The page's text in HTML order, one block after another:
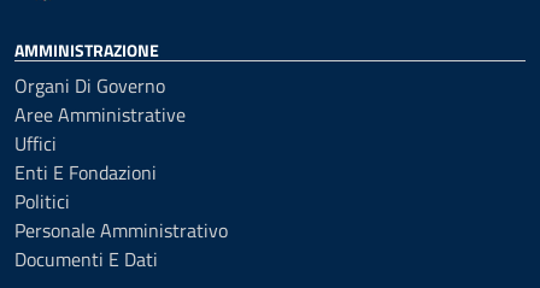
AMMINISTRAZIONE
Organi Di Governo
Aree Amministrative
Uffici
Enti E Fondazioni
Politici
Personale Amministrativo
Documenti E Dati